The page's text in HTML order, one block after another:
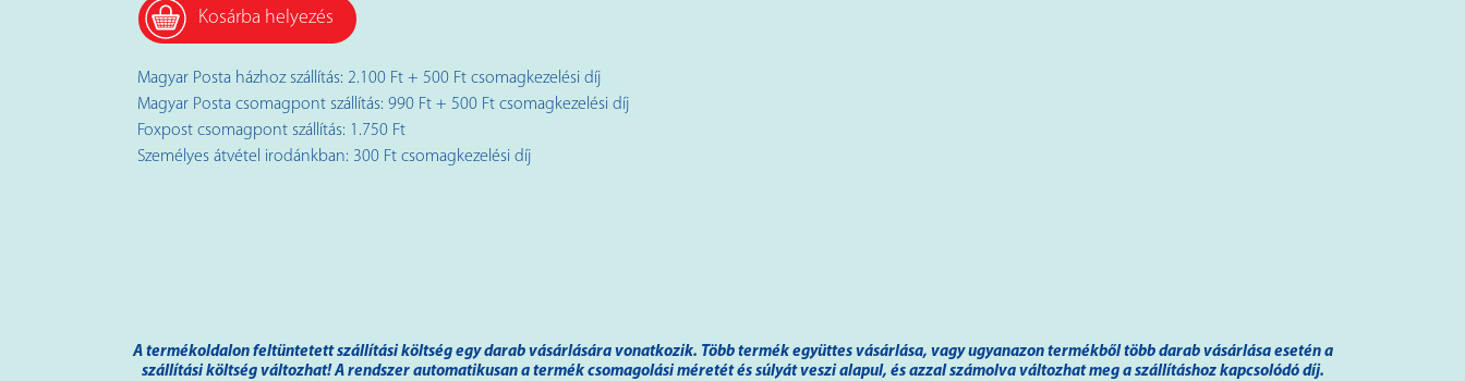
Kosárba helyezés
Magyar Posta házhoz szállítás: 2.100 Ft + 500 Ft csomagkezelési díj
Magyar Posta csomagpont szállítás: 990 Ft + 500 Ft csomagkezelési díj
Foxpost csomagpont szállítás: 1.750 Ft
Személyes átvétel irodánkban: 300 Ft csomagkezelési díj
A termékoldalon feltüntetett szállítási költség egy darab vásárlására vonatkozik. Több termék együttes vásárlása, vagy ugyanazon termékből több darab vásárlása esetén a
szállítási költség változhat! A rendszer automatikusan a termék csomagolási méretét és súlyát veszi alapul, és azzal számolva változhat meg a szállításhoz kapcsolódó díj.